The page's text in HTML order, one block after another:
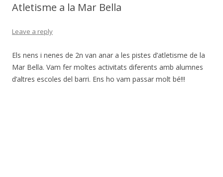
Atletisme a la Mar Bella
Leave a reply
Els nens i nenes de 2n van anar a les pistes d’atletisme de la
Mar Bella. Vam fer moltes activitats diferents amb alumnes
d’altres escoles del barri. Ens ho vam passar molt bé!!!